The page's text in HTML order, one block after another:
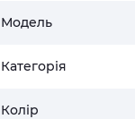
Модель
Категорія
Колір